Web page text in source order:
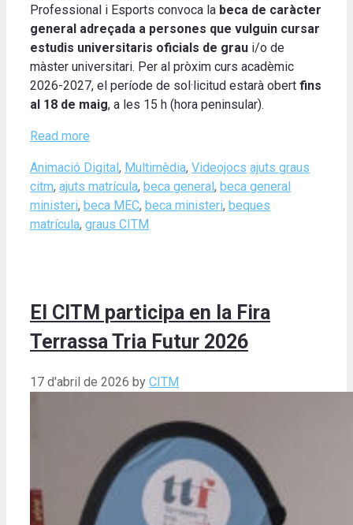
Professional i Esports convoca la beca de caràcter
general adreçada a persones que vulguin cursar
estudis universitaris oficials de grau i/o de
màster universitari. Per al pròxim curs acadèmic
2026-2027, el període de sol·licitud estarà obert fins
al 18 de maig, a les 15 h (hora peninsular).
Read more
Categories
Animació Digital , Multimèdia, Videojocs Tags
ajuts graus
citm, ajuts matrícula, beca general , beca general
ministeri, beca MEC, beca ministeri, beques
matrícula, graus CITM
El CITM participa en la Fira
Terrassa Tria Futur 2026
17 d'abril de 2026 by CITM